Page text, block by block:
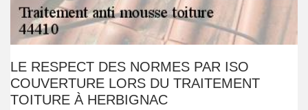
LE RESPECT DES NORMES PAR ISO
COUVERTURE LORS DU TRAITEMENT
TOITURE À HERBIGNAC